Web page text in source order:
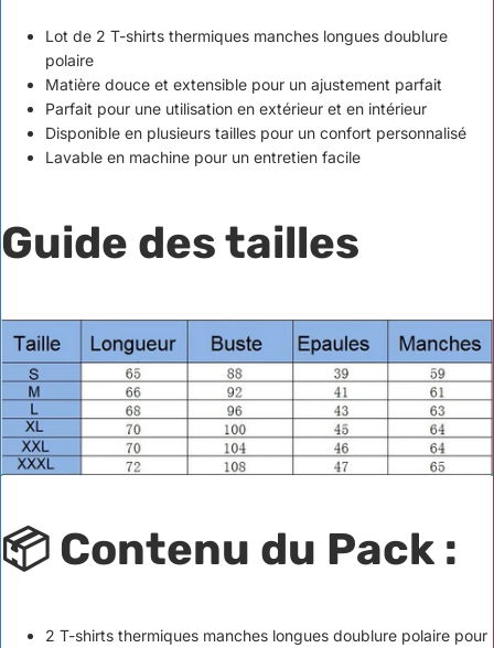
Lot de 2 T-shirts thermiques manches longues doublure
polaire
Matière douce et extensible pour un ajustement parfait
Parfait pour une utilisation en extérieur et en intérieur
Disponible en plusieurs tailles pour un confort personnalisé
Lavable en machine pour un entretien facile
Guide des tailles
📦 Contenu du Pack :
2 T-shirts thermiques manches longues doublure polaire pour